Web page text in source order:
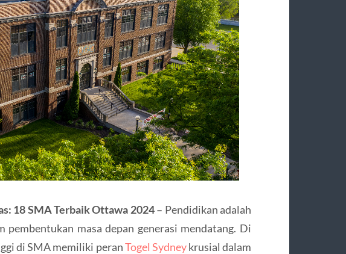
18 SMA Terbaik Ottawa 2024 – Pendidikan adalah
pembentukan masa depan generasi mendatang. Di
di SMA memiliki peranTogel Sydneykrusial dalam